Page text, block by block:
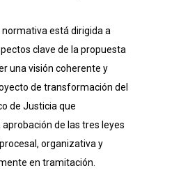
normativa está dirigida a
clave de la propuesta
una visión coherente y
de transformación del
de Justicia que
de las tres leyes
organizativa y
en tramitación.